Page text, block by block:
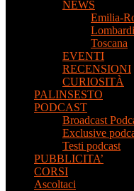
NEWS
Emilia-
Toscana
EVENTI
RECENSIONI
CURIOSITÀ
PALINSESTO
PODCAST
Broadcast
Exclusive
Testi podcast
PUBBLICITA’
CORSI
Ascoltaci